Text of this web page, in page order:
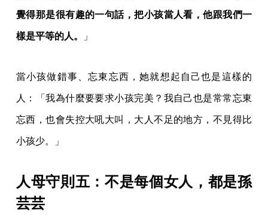
覺得那是很有趣的一句話，把小孩當人看，他跟我們一
樣是平等的人。 」
當小孩做錯事、忘東忘西，她就想起自己也是這樣的
人：「我為什麼要要求小孩完美？我自己也是常常忘東
忘西，也會失控大吼大叫，大人不足的地方，不見得比
小孩少。」
人母守則五：不是每個女人，都是孫
芸芸